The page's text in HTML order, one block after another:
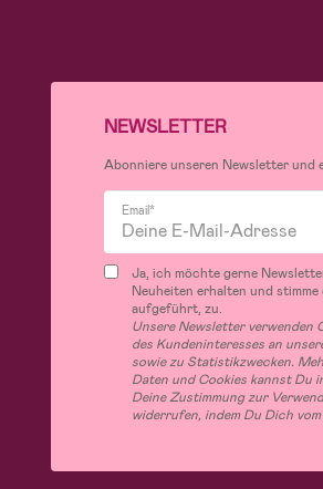
NEWSLETTER
Abonniere unseren Newsletter und
Email*
Ja, ich möchte gerne
Neuheiten erhalten und
aufgeführt, zu.
Unsere Newsletter verwenden
des Kundeninteresses an
sowie zu Statistikzwecken.
Daten und Cookies kannst Du
Deine Zustimmung zur
widerrufen, indem Du Dich